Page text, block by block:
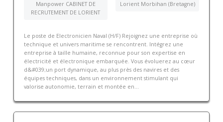
Manpower CABINET DE
RECRUTEMENT DE LORIENT
Lorient Morbihan (Bretagne)
Le poste de Electronicien Naval (H/F) Rejoignez une entreprise où
technique et univers maritime se rencontrent. Intégrez une
entreprise à taille humaine, reconnue pour son expertise en
électricité et électronique embarquée. Vous évoluerez au cœur
d&#039;un port dynamique, au plus près des navires et des
équipes techniques, dans un environnement stimulant qui
valorise autonomie, terrain et montée en...